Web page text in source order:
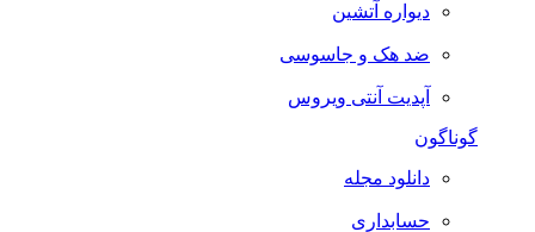
دیواره آتشین
ضد هک و جاسوسی
آپدیت آنتی ویروس
گوناگون
دانلود مجله
حسابداری